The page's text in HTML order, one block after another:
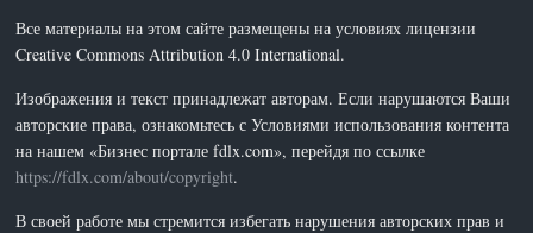
Все материалы на этом сайте размещены на условиях лицензии
Creative Commons Attribution 4.0 International.
Изображения и текст принадлежат авторам. Если нарушаются Ваши
авторские права, ознакомьтесь с Условиями использования контента
на нашем «Бизнес портале fdlx.com», перейдя по ссылке
https://fdlx.com/about/copyright.
В своей работе мы стремится избегать нарушения авторских прав и